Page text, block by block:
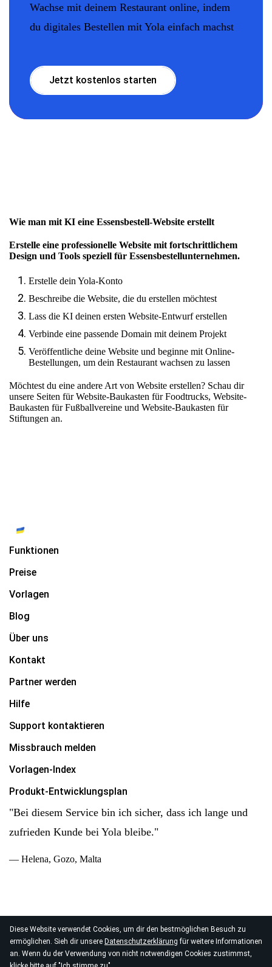
Diese Website verwendet Cookies, um dir den bestmöglichen Besuch zu
ermöglichen. Sieh dir unsere Datenschutzerklärung für weitere Informationen
an. Wenn du der Verwendung von nicht notwendigen Cookies zustimmst,
Wachse mit deinem Restaurant online, indem
du digitales Bestellen mit Yola einfach machst
Jetzt kostenlos starten
Wie man mit KI eine Essensbestell-Website erstellt
Erstelle eine professionelle Website mit fortschrittlichem
Design und Tools speziell für Essensbestellunternehmen.
Erstelle dein Yola-Konto
Beschreibe die Website, die du erstellen möchtest
Lass die KI deinen ersten Website-Entwurf erstellen
Verbinde eine passende Domain mit deinem Projekt
Veröffentliche deine Website und beginne mit Online-
Bestellungen, um dein Restaurant wachsen zu lassen
Möchtest du eine andere Art von Website erstellen? Schau dir
unsere Seiten fürWebsite-Baukasten für Foodtrucks, Website-
Baukasten für Fußballvereine und Website-Baukasten für
Stiftungen an.
Funktionen
Preise
Vorlagen
Blog
Über uns
Kontakt
Partner werden
Hilfe
Support kontaktieren
Missbrauch melden
Vorlagen-Index
Produkt-Entwicklungsplan
"Bei diesem Service bin ich sicher, dass ich lange und
zufrieden Kunde bei Yola bleibe."
— Helena, Gozo, Malta
© 2026
Yola Inc. Alle Rechte vorbehalten.Datenschutz AGB